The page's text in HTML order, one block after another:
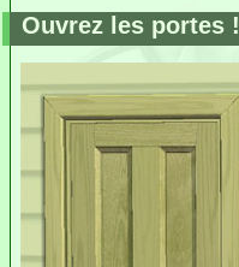
Ouvrez les portes !